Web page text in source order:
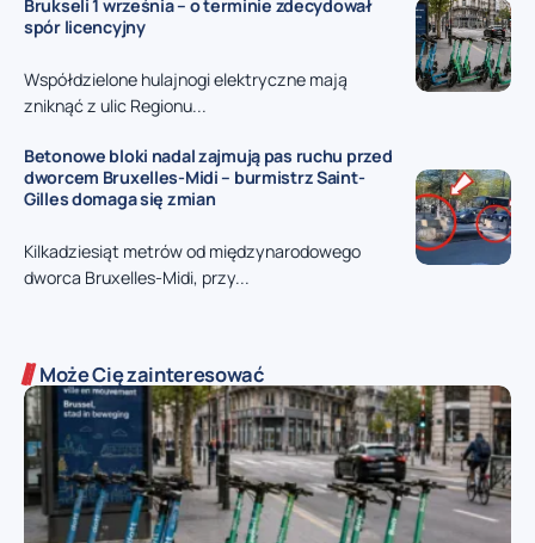
Brukseli 1 września – o terminie zdecydował
spór licencyjny
Współdzielone hulajnogi elektryczne mają
zniknąć z ulic Regionu...
Betonowe bloki nadal zajmują pas ruchu przed
dworcem Bruxelles-Midi – burmistrz Saint-
Gilles domaga się zmian
Kilkadziesiąt metrów od międzynarodowego
dworca Bruxelles-Midi, przy...
Może Cię zainteresować